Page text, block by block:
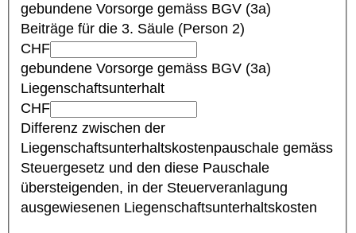
gebundene Vorsorge gemäss BGV (3a)
Beiträge für die 3. Säule (Person 2)
CHF
gebundene Vorsorge gemäss BGV (3a)
Liegenschaftsunterhalt
CHF
Differenz zwischen der
Liegenschaftsunterhaltskostenpauschale gemäss
Steuergesetz und den diese Pauschale
übersteigenden, in der Steuerveranlagung
ausgewiesenen Liegenschaftsunterhaltskosten